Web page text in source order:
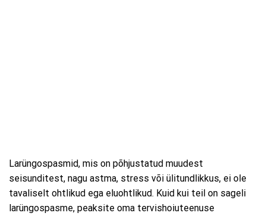
Larüngospasmid, mis on põhjustatud muudest
seisunditest, nagu astma, stress või ülitundlikkus, ei ole
tavaliselt ohtlikud ega eluohtlikud. Kuid kui teil on sageli
larüngospasme, peaksite oma tervishoiuteenuse